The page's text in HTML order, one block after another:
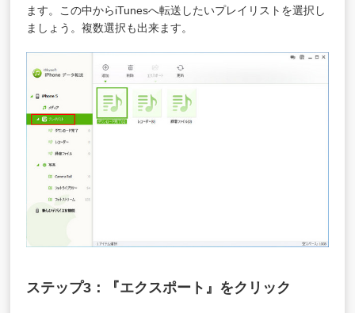
ます。この中からiTunesへ転送したいプレイリストを選択し
ましょう。複数選択も出来ます。
ステップ3：『エクスポート』をクリック